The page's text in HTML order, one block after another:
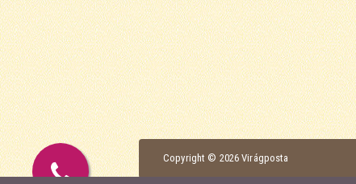
Copyright © 2026 Virágposta